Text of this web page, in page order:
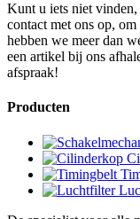
Kunt u iets niet
contact met ons op,
hebben we meer dan
een artikel bij ons
afspraak!
Producten